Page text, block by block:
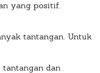
yang positif.
tantangan. Untuk
tantangan dan